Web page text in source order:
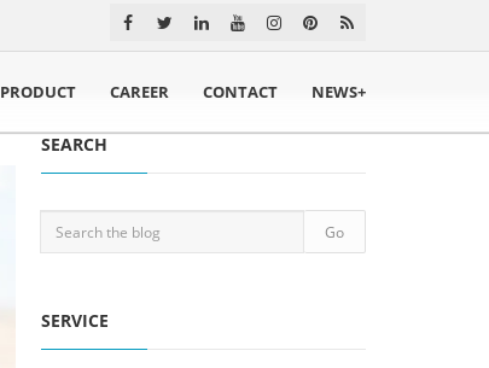
PRODUCT CAREER CONTACT NEWS+
SEARCH
SERVICE